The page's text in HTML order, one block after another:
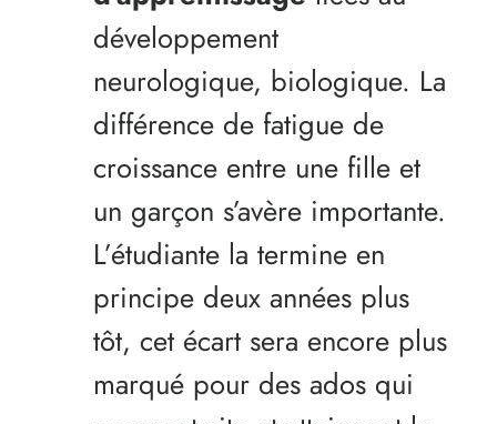
développement
neurologique, biologique. La
différence de fatigue de
croissance entre une fille et
un garçon s’avère importante.
L’étudiante la termine en
principe deux années plus
tôt, cet écart sera encore plus
marqué pour des ados qui